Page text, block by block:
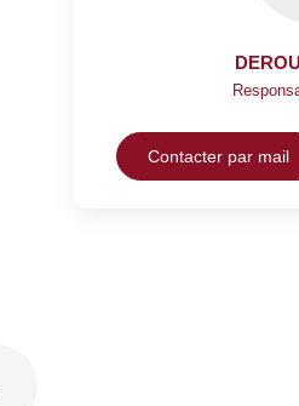
Contacter par mail